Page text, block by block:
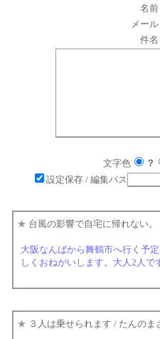
名前
メール
件名
文字色
？
設定保存/ 編集パス
★ 台風の影響で自宅に帰れない。
大阪なんばから舞鶴市へ行く予
しくおねがいします。大人2人で
★ ３人は乗せられます / たんのま